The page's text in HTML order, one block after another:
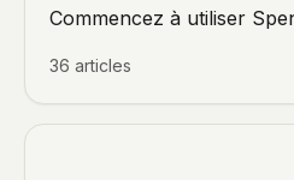
Commencez à utiliser
36 articles